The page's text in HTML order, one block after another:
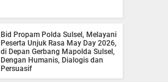
Bid Propam Polda Sulsel, Melayani
Peserta Unjuk Rasa May Day 2026,
di Depan Gerbang Mapolda Sulsel,
Dengan Humanis, Dialogis dan
Persuasif